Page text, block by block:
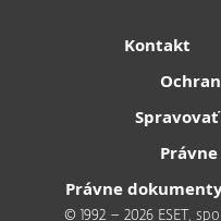
Kontakt
Právne
© 1992 – 2026 ESET,